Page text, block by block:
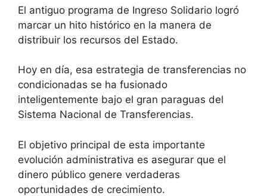
El antiguo programa de Ingreso Solidario logró
marcar un hito histórico en la manera de
distribuir los recursos del Estado.
Hoy en día, esa estrategia de transferencias no
condicionadas se ha fusionado
inteligentemente bajo el gran paraguas del
Sistema Nacional de Transferencias.
El objetivo principal de esta importante
evolución administrativa es asegurar que el
dinero público genere verdaderas
oportunidades de crecimiento.